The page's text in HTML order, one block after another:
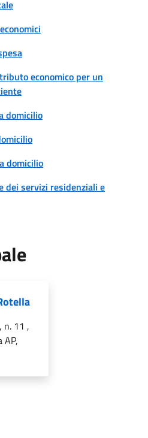
economico per un
domicilio
domicilio
dei servizi residenziali e
n. 11 ,
AP,